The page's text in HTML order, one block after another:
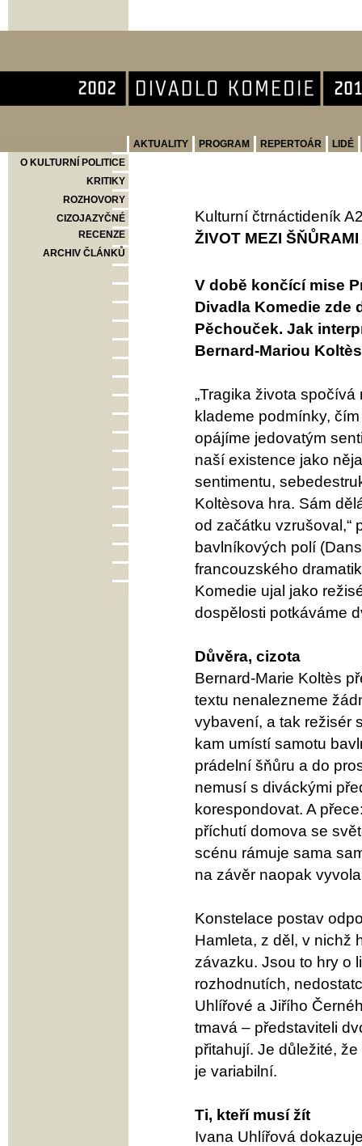
AKTUALITY PROGRAM REPERTOÁR
LIDÉ
O KULTURNÍ POLITICE
KRITIKY
ROZHOVORY
CIZOJAZYČNÉ
RECENZE
ARCHIV ČLÁNKŮ
Kulturní čtrnáctideník
ŽIVOT MEZI
V době končící mise
Divadla Komedie zde
Pěchouček. Jak
Bernard-Mariou
„Tragika života
klademe podmínky,
opájíme jedovatým
naší existence jako
sentimentu,
Koltèsova hra. Sám
od začátku vzrušoval,“
bavlníkových polí
francouzského
Komedie ujal jako
dospělosti potkáváme
Důvěra, cizota
Bernard-Marie Koltès
textu nenalezneme
vybavení, a tak režisér
kam umístí samotu
prádelní šňůru a do
nemusí s diváckými
korespondovat. A
příchutí domova se
scénu rámuje sama
na závěr naopak
Konstelace postav
Hamleta, z děl, v nichž
závazku. Jsou to hry o
rozhodnutích,
Uhlířové a Jiřího
tmavá – představiteli
přitahují. Je důležité,
je variabilní.
Ti, kteří musí žít
Ivana Uhlířová